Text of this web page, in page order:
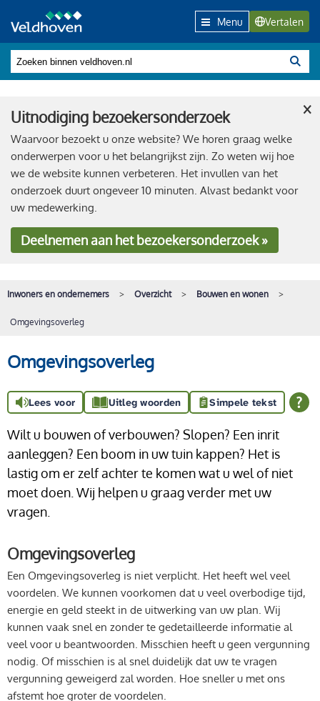
Menu Vertalen
Uitnodiging bezoekersonderzoek
Waarvoor bezoekt u onze website? We horen graag welke
onderwerpen voor u het belangrijkst zijn. Zo weten wij hoe
we de website kunnen verbeteren. Het invullen van het
onderzoek duurt ongeveer 10 minuten. Alvast bedankt voor
uw medewerking.
Deelnemenaan het bezoekersonderzoek »
×
Inwoners en ondernemers Overzicht Bouwen en wonen
Omgevingsoverleg
Omgevingsoverleg
Lees voor Uitleg woorden Simpele tekst
Wilt u bouwen of verbouwen? Slopen? Een inrit
aanleggen? Een boom in uw tuin kappen? Het is
lastig om er zelf achter te komen wat u wel of niet
moet doen. Wij helpen u graag verder met uw
vragen.
Omgevingsoverleg
Een Omgevingsoverleg is niet verplicht. Het heeft wel veel
voordelen. We kunnen voorkomen dat u veel overbodige tijd,
energie en geld steekt in de uitwerking van uw plan. Wij
kunnen vaak snel en zonder te gedetailleerde informatie al
veel voor u beantwoorden. Misschien heeft u geen vergunning
nodig. Of misschien is al snel duidelijk dat uw te vragen
vergunning geweigerd zal worden. Hoe sneller u met ons
afstemt hoe groter de voordelen.